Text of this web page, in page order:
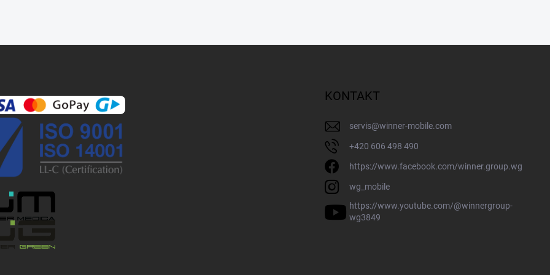
KONTAKT
servis@winner-mobile.com
+420 606 498 490
https://www.facebook.com/winner.group.wg
wg_mobile
https://www.youtube.com/@winnergroup-
wg3849